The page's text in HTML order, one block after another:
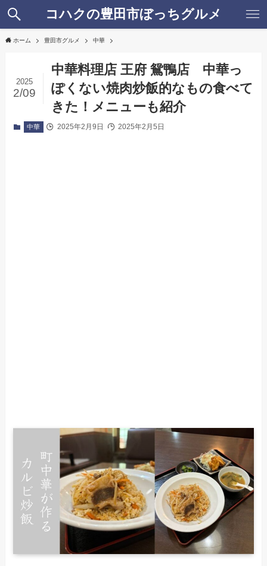
コハクの豊田市ぼっちグルメ
ホーム 豊田市グルメ 中華
中華料理店 王府 鴛鴨店 中華っ
ぽくない焼肉炒飯的なもの食べて
きた！メニューも紹介
2025
2/09
中華 2025年2月9日 2025年2月5日